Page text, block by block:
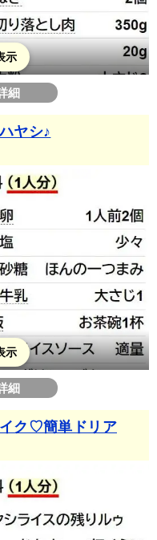
示
細
ヤシ♪
示
細
ク♡簡単ドリア